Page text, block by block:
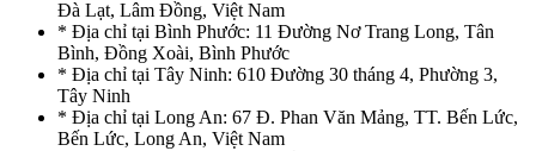
Đà Lạt, Lâm Đồng, Việt Nam
* Địa chỉ tại Bình Phước: 11 Đường Nơ Trang Long, Tân
Bình, Đồng Xoài, Bình Phước
* Địa chỉ tại Tây Ninh: 610 Đường 30 tháng 4, Phường 3,
Tây Ninh
* Địa chỉ tại Long An: 67 Đ. Phan Văn Mảng, TT. Bến Lức,
Bến Lức, Long An, Việt Nam